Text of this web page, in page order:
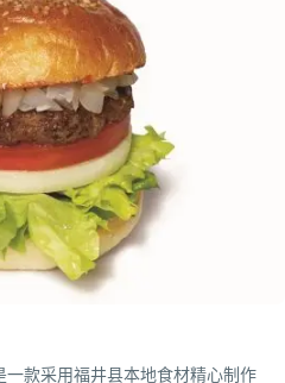
款采用福井县本地食材精心制作